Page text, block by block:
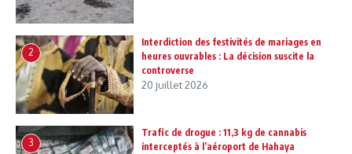
2
Interdiction des festivités de mariages en
heures ouvrables : La décision suscite la
controverse
20 juillet 2026
3
Trafic de drogue : 11,3 kg de cannabis
interceptés à l’aéroport de Hahaya